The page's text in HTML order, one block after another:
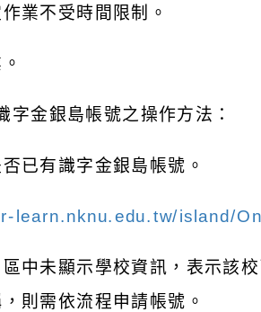
業不受時間限制。
字金銀島帳號之操作方法：
已有識字金銀島帳號。
learn.nknu.edu.tw/island/
中未顯示學校資訊，表示該
則需依流程申請帳號。